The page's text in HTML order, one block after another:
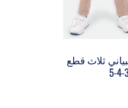
ثلاث قطع